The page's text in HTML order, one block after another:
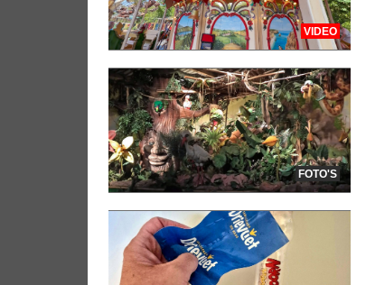
VIDEO
FOTO'S